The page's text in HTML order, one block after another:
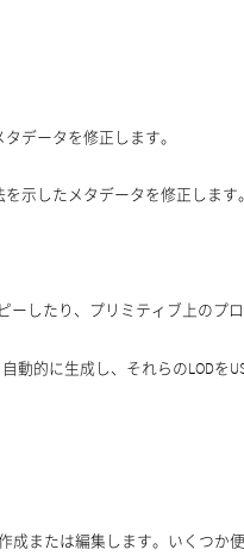
データを修正します。
示したメタデータを修正します。
したり、プリミティブ上のプ
動的に生成し、それらのLODを
成または編集します。いくつか